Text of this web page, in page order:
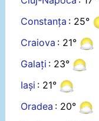
Constanța : 25°
Craiova : 21°
Galați : 23°
Iași : 21°
Oradea : 20°